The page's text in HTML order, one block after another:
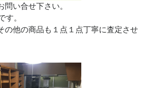
い合せ下さい。
。
の他の商品も１点１点丁寧に査定させ